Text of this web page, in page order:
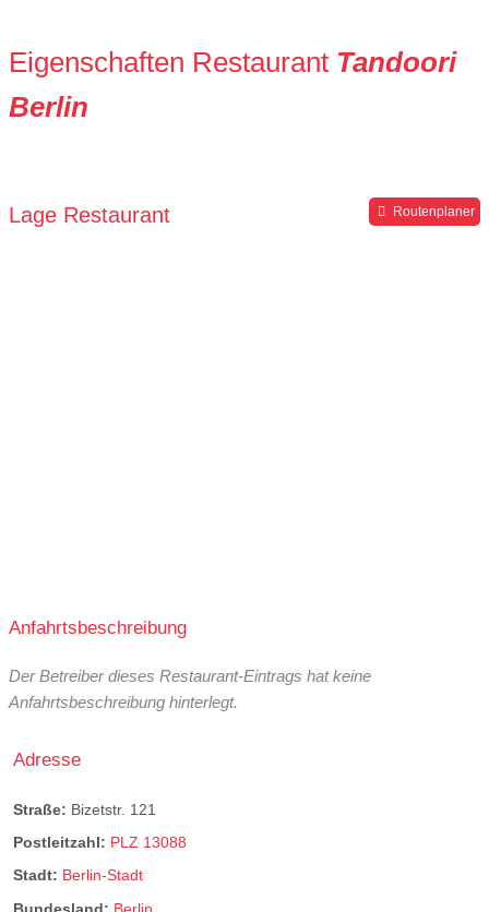
Eigenschaften Restaurant Tandoori
Berlin
Lage Restaurant Routenplaner
Anfahrtsbeschreibung
Der Betreiber dieses Restaurant-Eintrags hat keine
Anfahrtsbeschreibung hinterlegt.
Adresse
Straße: Bizetstr. 121
Postleitzahl: PLZ 13088
Stadt: Berlin-Stadt
Bundesland: Berlin